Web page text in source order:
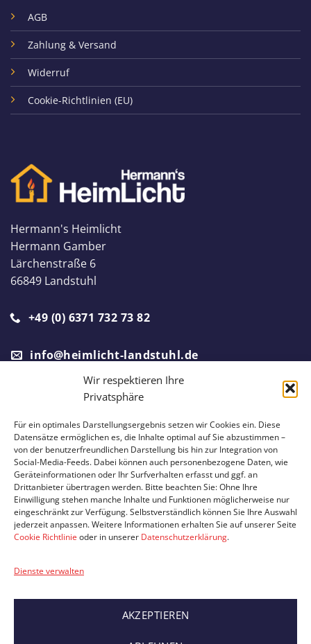
Wir respektieren Ihre
Privatsphäre
Für ein optimales Darstellungsergebnis setzen wir Cookies ein. Diese
Datensätze ermöglichen es, die Inhalte optimal auf Sie abzustimmen –
von der benutzerfreundlichen Darstellung bis hin zur Integration von
Social-Media-Feeds. Dabei können auch personenbezogene Daten, wie
Geräteinformationen oder Ihr Surfverhalten erfasst und ggf. an
Drittanbieter übertragen werden. Bitte beachten Sie: Ohne Ihre
Einwilligung stehen manche Inhalte und Funktionen möglicherweise nur
eingeschränkt zur Verfügung. Selbstverständlich können Sie Ihre Auswahl
jederzeit anpassen. Weitere Informationen erhalten Sie auf unserer Seite
Cookie Richtlinie oder in unserer Datenschutzerklärung.
Dienste verwalten
AKZEPTIEREN
AGB
Zahlung & Versand
Widerruf
Cookie-Richtlinien (EU)
Hermann's Heimlicht
Hermann Gamber
Lärchenstraße 6
66849 Landstuhl
+49 (0) 6371 732 73 82
info@heimlicht-landstuhl.de
Website bySipe Design Werbeagentur